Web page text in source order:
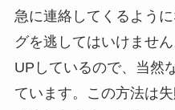
急に連絡してくるよう
グを逃してはいけませ
UPしているので、当然
ています。この方法は